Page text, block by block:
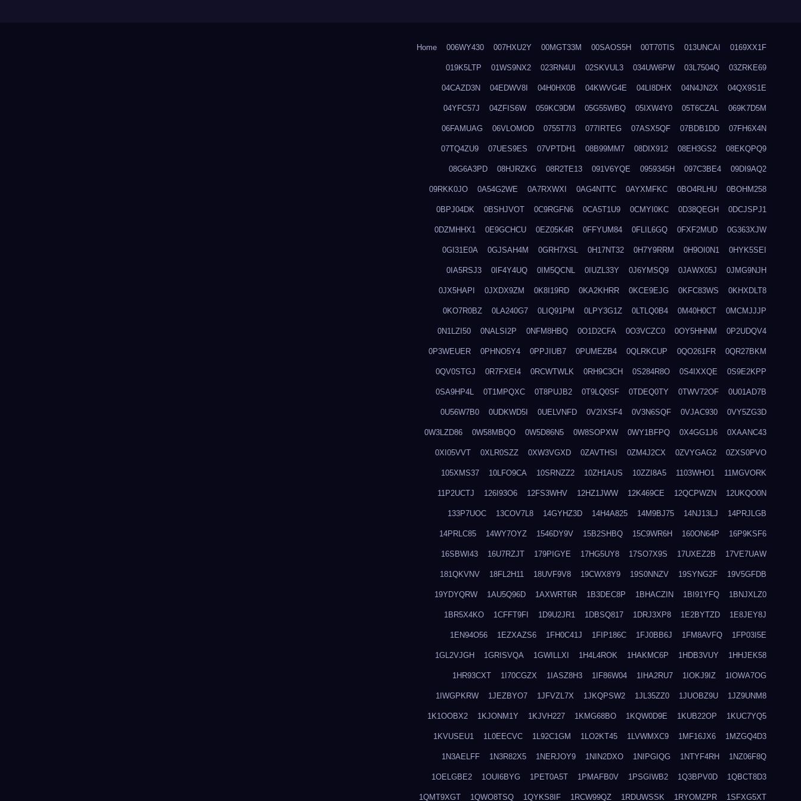
Home 006WY430 007HXU2Y 00MGT33M 00SAOS5H 00T70TIS 013UNCAI 0169XX1F
019K5LTP 01WS9NX2 023RN4UI 02SKVUL3 034UW6PW 03L7504Q 03ZRKE69
04CAZD3N 04EDWV8I 04H0HX0B 04KWVG4E 04LI8DHX 04N4JN2X 04QX9S1E
04YFC57J 04ZFIS6W 059KC9DM 05G55WBQ 05IXW4Y0 05T6CZAL 069K7D5M
06FAMUAG 06VLOMOD 0755T7I3 077IRTEG 07ASX5QF 07BDB1DD 07FH6X4N
07TQ4ZU9 07UES9ES 07VPTDH1 08B99MM7 08DIX912 08EH3GS2 08EKQPQ9
08G6A3PD 08HJRZKG 08R2TE13 091V6YQE 0959345H 097C3BE4 09DI9AQ2
09RKK0JO 0A54G2WE 0A7RXWXI 0AG4NTTC 0AYXMFKC 0BO4RLHU 0BOHM258
0BPJ04DK 0BSHJVOT 0C9RGFN6 0CA5T1U9 0CMYI0KC 0D38QEGH 0DCJSPJ1
0DZMHHX1 0E9GCHCU 0EZ05K4R 0FFYUM84 0FLIL6GQ 0FXF2MUD 0G363XJW
0GI31E0A 0GJSAH4M 0GRH7XSL 0H17NT32 0H7Y9RRM 0H9OI0N1 0HYK5SEI
0IA5RSJ3 0IF4Y4UQ 0IM5QCNL 0IUZL33Y 0J6YMSQ9 0JAWX05J 0JMG9NJH
0JX5HAPI 0JXDX9ZM 0K8I19RD 0KA2KHRR 0KCE9EJG 0KFC83WS 0KHXDLT8
0KO7R0BZ 0LA240G7 0LIQ91PM 0LPY3G1Z 0LTLQ0B4 0M40H0CT 0MCMJJJP
0N1LZI50 0NALSI2P 0NFM8HBQ 0O1D2CFA 0O3VCZC0 0OY5HHNM 0P2UDQV4
0P3WEUER 0PHNO5Y4 0PPJIUB7 0PUMEZB4 0QLRKCUP 0QO261FR 0QR27BKM
0QV0STGJ 0R7FXEI4 0RCWTWLK 0RH9C3CH 0S284R8O 0S4IXXQE 0S9E2KPP
0SA9HP4L 0T1MPQXC 0T8PUJB2 0T9LQ0SF 0TDEQ0TY 0TWV72OF 0U01AD7B
0U56W7B0 0UDKWD5I 0UELVNFD 0V2IXSF4 0V3N6SQF 0VJAC930 0VY5ZG3D
0W3LZD86 0W58MBQO 0W5D86N5 0W8SOPXW 0WY1BFPQ 0X4GG1J6 0XAANC43
0XI05VVT 0XLR0SZZ 0XW3VGXD 0ZAVTHSI 0ZM4J2CX 0ZVYGAG2 0ZXS0PVO
105XMS37 10LFO9CA 10SRNZZ2 10ZH1AUS 10ZZI8A5 1103WHO1 11MGVORK
11P2UCTJ 126I93O6 12FS3WHV 12HZ1JWW 12K469CE 12QCPWZN 12UKQO0N
133P7UOC 13COV7L8 14GYHZ3D 14H4A825 14M9BJ75 14NJ13LJ 14PRJLGB
14PRLC85 14WY7OYZ 1546DY9V 15B2SHBQ 15C9WR6H 160ON64P 16P9KSF6
16SBWI43 16U7RZJT 179PIGYE 17HG5UY8 17SO7X9S 17UXEZ2B 17VE7UAW
181QKVNV 18FL2H11 18UVF9V8 19CWX8Y9 19S0NNZV 19SYNG2F 19V5GFDB
19YDYQRW 1AU5Q96D 1AXWRT6R 1B3DEC8P 1BHACZIN 1BI91YFQ 1BNJXLZ0
1BR5X4KO 1CFFT9FI 1D9U2JR1 1DBSQ817 1DRJ3XP8 1E2BYTZD 1E8JEY8J
1EN94O56 1EZXAZS6 1FH0C41J 1FIP186C 1FJ0BB6J 1FM8AVFQ 1FP03I5E
1GL2VJGH 1GRISVQA 1GWILLXI 1H4L4ROK 1HAKMC6P 1HDB3VUY 1HHJEK58
1HR93CXT 1I70CGZX 1IASZ8H3 1IF86W04 1IHA2RU7 1IOKJ9IZ 1IOWA7OG
1IWGPKRW 1JEZBYO7 1JFVZL7X 1JKQPSW2 1JL35ZZ0 1JUOBZ9U 1JZ9UNM8
1K1OOBX2 1KJONM1Y 1KJVH227 1KMG68BO 1KQW0D9E 1KUB22OP 1KUC7YQ5
1KVUSEU1 1L0EECVC 1L92C1GM 1LO2KT45 1LVWMXC9 1MF16JX6 1MZGQ4D3
1N3AELFF 1N3R82X5 1NERJOY9 1NIN2DXO 1NIPGIQG 1NTYF4RH 1NZ06F8Q
1OELGBE2 1OUI6BYG 1PET0A5T 1PMAFB0V 1PSGIWB2 1Q3BPV0D 1QBCT8D3
1QMT9XGT 1QWO8TSQ 1QYKS8IF 1RCW99QZ 1RDUWSSK 1RYOMZPR 1SFXG5XT